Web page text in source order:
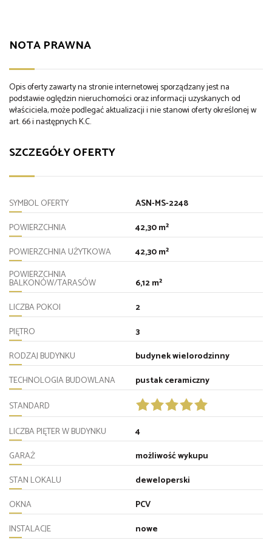
NOTA PRAWNA
Opis oferty zawarty na stronie internetowej sporządzany jest na
podstawie oględzin nieruchomości oraz informacji uzyskanych od
właściciela, może podlegać aktualizacji i nie stanowi oferty określonej w
art. 66 i następnych K.C.
SZCZEGÓŁY OFERTY
SYMBOL OFERTY
ASN-MS-2248
POWIERZCHNIA
42,30 m²
POWIERZCHNIA UŻYTKOWA
42,30 m²
POWIERZCHNIA
BALKONÓW/TARASÓW
6,12 m²
LICZBA POKOI
2
PIĘTRO
3
RODZAJ BUDYNKU
budynek wielorodzinny
TECHNOLOGIA BUDOWLANA
pustak ceramiczny
STANDARD
LICZBA PIĘTER W BUDYNKU
4
GARAŻ
możliwość wykupu
STAN LOKALU
deweloperski
OKNA
PCV
INSTALACJE
nowe